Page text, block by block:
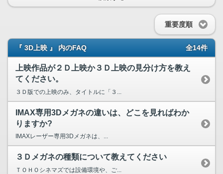
重要度順
『 3D上映 』 内のFAQ 全14件
上映作品が２Ｄ上映か３Ｄ上映の見分け方を教え
てください。
３Ｄ版での上映のみ、タイトルに「３...
IMAX専用3Dメガネの違いは、どこを見ればわか
りますか?
IMAXレーザー専用3Dメガネは、...
３Ｄメガネの種類について教えてください
ＴＯＨＯシネマズでは設備環境や、ご...